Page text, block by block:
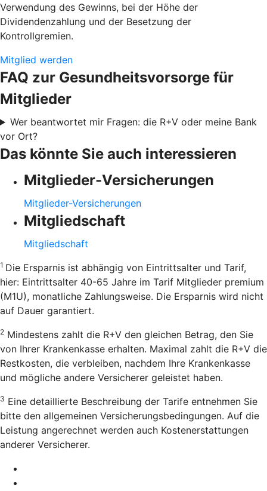
Verwendung des Gewinns, bei der Höhe der
Dividendenzahlung und der Besetzung der
Kontrollgremien.
Mitglied werden
FAQ zur Gesundheitsvorsorge für
Mitglieder
Wer beantwortet mir Fragen: die R+V oder meine Bank
vor Ort?
Das könnte Sie auch interessieren
Mitglieder-Versicherungen
Mitglieder-Versicherungen
Mitgliedschaft
Mitgliedschaft
1 Die Ersparnis ist abhängig von Eintrittsalter und Tarif,
hier: Eintrittsalter 40-65 Jahre im Tarif Mitglieder premium
(M1U), monatliche Zahlungsweise. Die Ersparnis wird nicht
auf Dauer garantiert.
2 Mindestens zahlt die R+V den gleichen Betrag, den Sie
von Ihrer Krankenkasse erhalten. Maximal zahlt die R+V die
Restkosten, die verbleiben, nachdem Ihre Krankenkasse
und mögliche andere Versicherer geleistet haben.
3 Eine detaillierte Beschreibung der Tarife entnehmen Sie
bitte den allgemeinen Versicherungsbedingungen. Auf die
Leistung angerechnet werden auch Kostenerstattungen
anderer Versicherer.